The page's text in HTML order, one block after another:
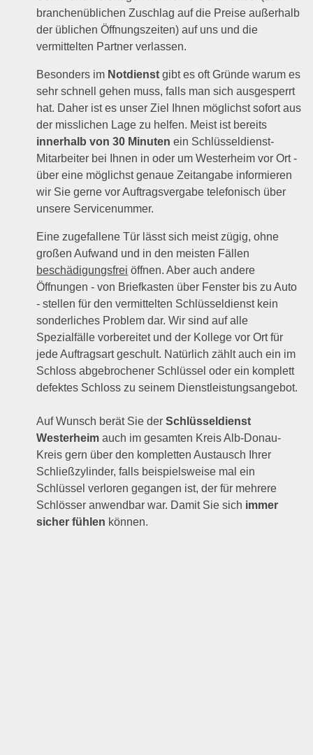
branchenüblichen Zuschlag auf die Preise außerhalb
der üblichen Öffnungszeiten) auf uns und die
vermittelten Partner verlassen.
Besonders im Notdienst gibt es oft Gründe warum es
sehr schnell gehen muss, falls man sich ausgesperrt
hat. Daher ist es unser Ziel Ihnen möglichst sofort aus
der misslichen Lage zu helfen. Meist ist bereits
innerhalb von 30 Minuten ein Schlüsseldienst-
Mitarbeiter bei Ihnen in oder um Westerheim vor Ort -
über eine möglichst genaue Zeitangabe informieren
wir Sie gerne vor Auftragsvergabe telefonisch über
unsere Servicenummer.
Eine zugefallene Tür lässt sich meist zügig, ohne
großen Aufwand und in den meisten Fällen
beschädigungsfrei öffnen. Aber auch andere
Öffnungen - von Briefkasten über Fenster bis zu Auto
- stellen für den vermittelten Schlüsseldienst kein
sonderliches Problem dar. Wir sind auf alle
Spezialfälle vorbereitet und der Kollege vor Ort für
jede Auftragsart geschult. Natürlich zählt auch ein im
Schloss abgebrochener Schlüssel oder ein komplett
defektes Schloss zu seinem Dienstleistungsangebot.
Auf Wunsch berät Sie derSchlüsseldienst
Westerheim auch im gesamten Kreis Alb-Donau-
Kreis gern über den kompletten Austausch Ihrer
Schließzylinder, falls beispielsweise mal ein
Schlüssel verloren gegangen ist, der für mehrere
Schlösser anwendbar war. Damit Sie sich immer
sicher fühlen können.